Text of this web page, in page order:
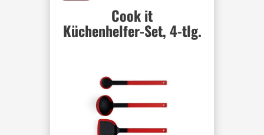
Cook it
Küchenhelfer-Set, 4-tlg.